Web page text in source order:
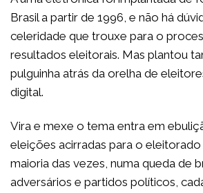
Brasil a partir de 1996, e não há
celeridade que trouxe para o
resultados eleitorais. Mas plantou
pulguinha atrás da orelha de
digital.
Vira e mexe o tema entra em
eleições acirradas para o
maioria das vezes, numa queda de
adversários e partidos políticos,